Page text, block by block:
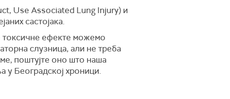
Use Associated Lung Injury) и
састојака.
токсичне ефекте можемо
слузница, али не треба
поштујте оно што наша
у Београдској хроници.